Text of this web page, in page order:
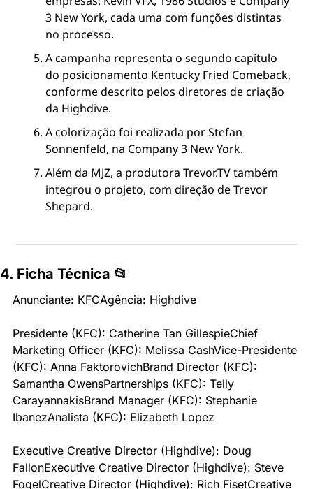
3 New York, cada uma com funções distintas
no processo.
A campanha representa o segundo capítulo
do posicionamento Kentucky Fried Comeback,
conforme descrito pelos diretores de criação
da Highdive.
A colorização foi realizada por Stefan
Sonnenfeld, na Company 3 New York.
Além da MJZ, a produtora Trevor.TV também
integrou o projeto, com direção de Trevor
Shepard.
4. Ficha Técnica 📂
Anunciante: KFCAgência: Highdive
Presidente (KFC): Catherine Tan GillespieChief
Marketing Officer (KFC): Melissa CashVice-Presidente
(KFC): Anna FaktorovichBrand Director (KFC):
Samantha OwensPartnerships (KFC): Telly
CarayannakisBrand Manager (KFC): Stephanie
IbanezAnalista (KFC): Elizabeth Lopez
Executive Creative Director (Highdive): Doug
FallonExecutive Creative Director (Highdive): Steve
FogelCreative Director (Highdive): Rich FisetCreative